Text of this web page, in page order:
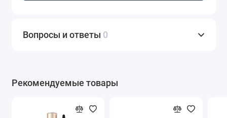
Вопросы и ответы 0
Рекомендуемые товары